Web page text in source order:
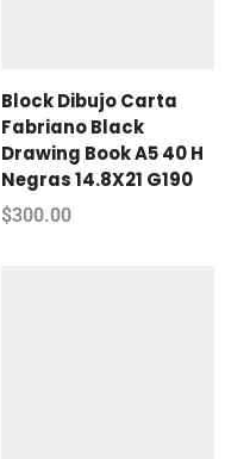
Block Dibujo Carta
Fabriano Black
Drawing Book A5 40 H
Negras 14.8X21 G190
$300.00